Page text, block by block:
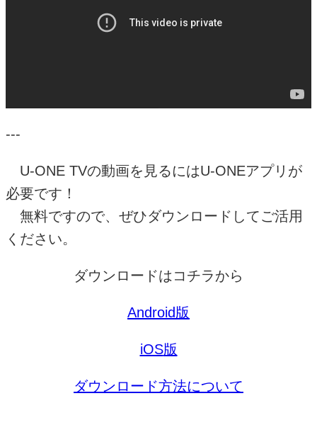
---
U-ONE TVの動画を見るにはU-ONEアプリが
必要です！
無料ですので、ぜひダウンロードしてご活用
ください。
ダウンロードはコチラから
Android版
iOS版
ダウンロード方法について